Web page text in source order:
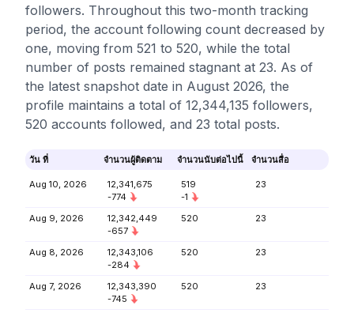
followers. Throughout this two-month tracking
period, the account following count decreased by
one, moving from 521 to 520, while the total
number of posts remained stagnant at 23. As of
the latest snapshot date in August 2026, the
profile maintains a total of 12,344,135 followers,
520 accounts followed, and 23 total posts.
วัน ที่ จำนวนผู้ติดตาม จำนวนนับต่อไปนี้ จำนวนสื่อ
Aug 10, 2026
12,341,675
-774
519
-1
23
Aug 9, 2026
12,342,449
-657
520 23
Aug 8, 2026
12,343,106
-284
520 23
Aug 7, 2026
12,343,390
-745
520 23